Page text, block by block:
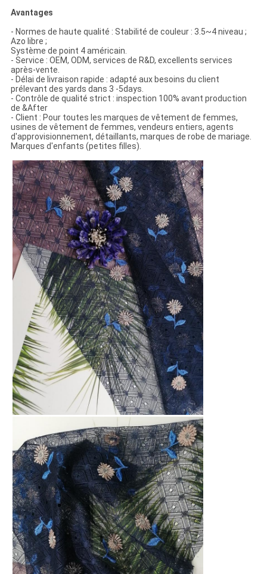
Avantages
- Normes de haute qualité : Stabilité de couleur : 3.5~4 niveau ;
Azo libre ;
Système de point 4 américain.
- Service : OEM, ODM, services de R&D, excellents services
après-vente.
- Délai de livraison rapide : adapté aux besoins du client
prélevant des yards dans 3 -5days.
- Contrôle de qualité strict : inspection 100% avant production
de &After
- Client : Pour toutes les marques de vêtement de femmes,
usines de vêtement de femmes, vendeurs entiers, agents
d'approvisionnement, détaillants, marques de robe de mariage.
Marques d'enfants (petites filles).